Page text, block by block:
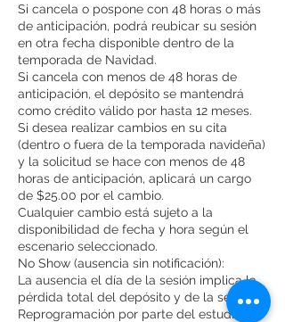
Si cancela o pospone con 48 horas o más
de anticipación, podrá reubicar su sesión
en otra fecha disponible dentro de la
temporada de Navidad.
Si cancela con menos de 48 horas de
anticipación, el depósito se mantendrá
como crédito válido por hasta 12 meses.
Si desea realizar cambios en su cita
(dentro o fuera de la temporada navideña)
y la solicitud se hace con menos de 48
horas de anticipación, aplicará un cargo
de $25.00 por el cambio.
Cualquier cambio está sujeto a la
disponibilidad de fecha y hora según el
escenario seleccionado.
No Show (ausencia sin notificación):
La ausencia el día de la sesión implica la
pérdida total del depósito y de la sesión.
Reprogramación por parte del estudio: